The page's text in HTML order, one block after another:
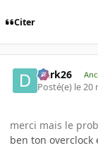
Citer
Dark26
Posté(e) le 20
merci mais le
ben ton